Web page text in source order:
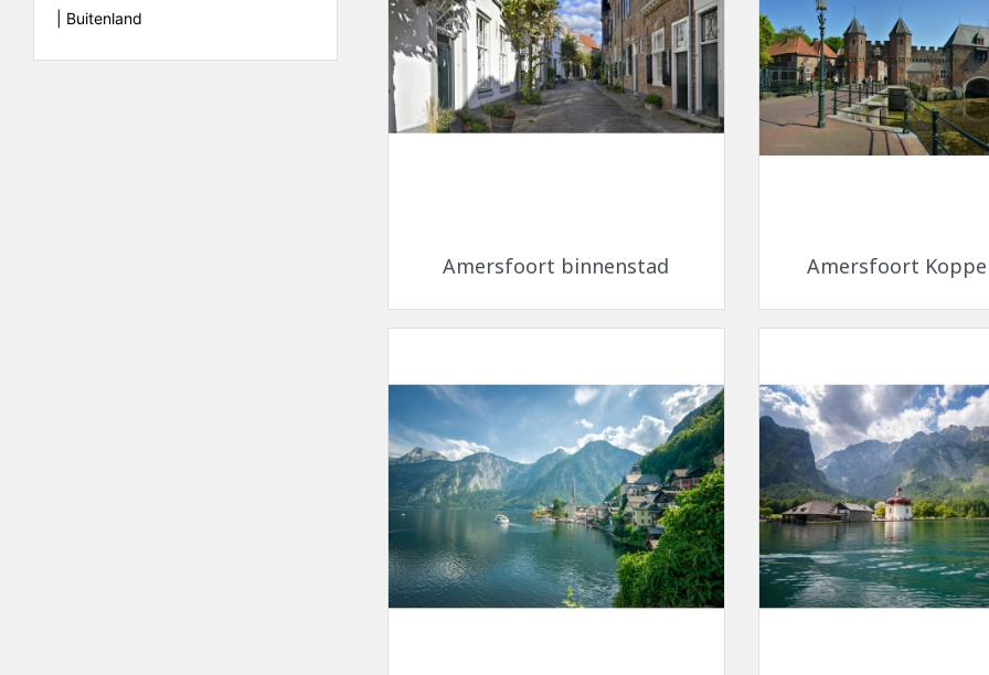
| Buitenland
 Snel bekijken
Amersfoort binnenstad  Snel bekijken
Amersfoort